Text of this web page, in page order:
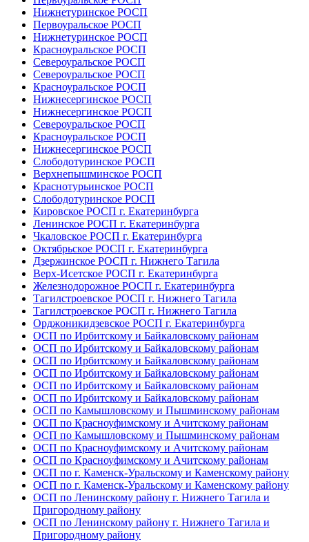
Нижнетуринское РОСП
Первоуральское РОСП
Нижнетуринское РОСП
Красноуральское РОСП
Североуральское РОСП
Североуральское РОСП
Красноуральское РОСП
Нижнесергинское РОСП
Нижнесергинское РОСП
Североуральское РОСП
Красноуральское РОСП
Нижнесергинское РОСП
Слободотуринское РОСП
Верхнепышминское РОСП
Краснотурьинское РОСП
Слободотуринское РОСП
Кировское РОСП г. Екатеринбурга
Ленинское РОСП г. Екатеринбурга
Чкаловское РОСП г. Екатеринбурга
Октябрьское РОСП г. Екатеринбурга
Дзержинское РОСП г. Нижнего Тагила
Верх-Исетское РОСП г. Екатеринбурга
Железнодорожное РОСП г. Екатеринбурга
Тагилстроевское РОСП г. Нижнего Тагила
Тагилстроевское РОСП г. Нижнего Тагила
Орджоникидзевское РОСП г. Екатеринбурга
ОСП по Ирбитскому и Байкаловскому районам
ОСП по Ирбитскому и Байкаловскому районам
ОСП по Ирбитскому и Байкаловскому районам
ОСП по Ирбитскому и Байкаловскому районам
ОСП по Ирбитскому и Байкаловскому районам
ОСП по Ирбитскому и Байкаловскому районам
ОСП по Камышловскому и Пышминскому районам
ОСП по Красноуфимскому и Ачитскому районам
ОСП по Камышловскому и Пышминскому районам
ОСП по Красноуфимскому и Ачитскому районам
ОСП по Красноуфимскому и Ачитскому районам
ОСП по г. Каменск-Уральскому и Каменскому району
ОСП по г. Каменск-Уральскому и Каменскому району
ОСП по Ленинскому району г. Нижнего Тагила и
Пригородному району
ОСП по Ленинскому району г. Нижнего Тагила и
Пригородному району